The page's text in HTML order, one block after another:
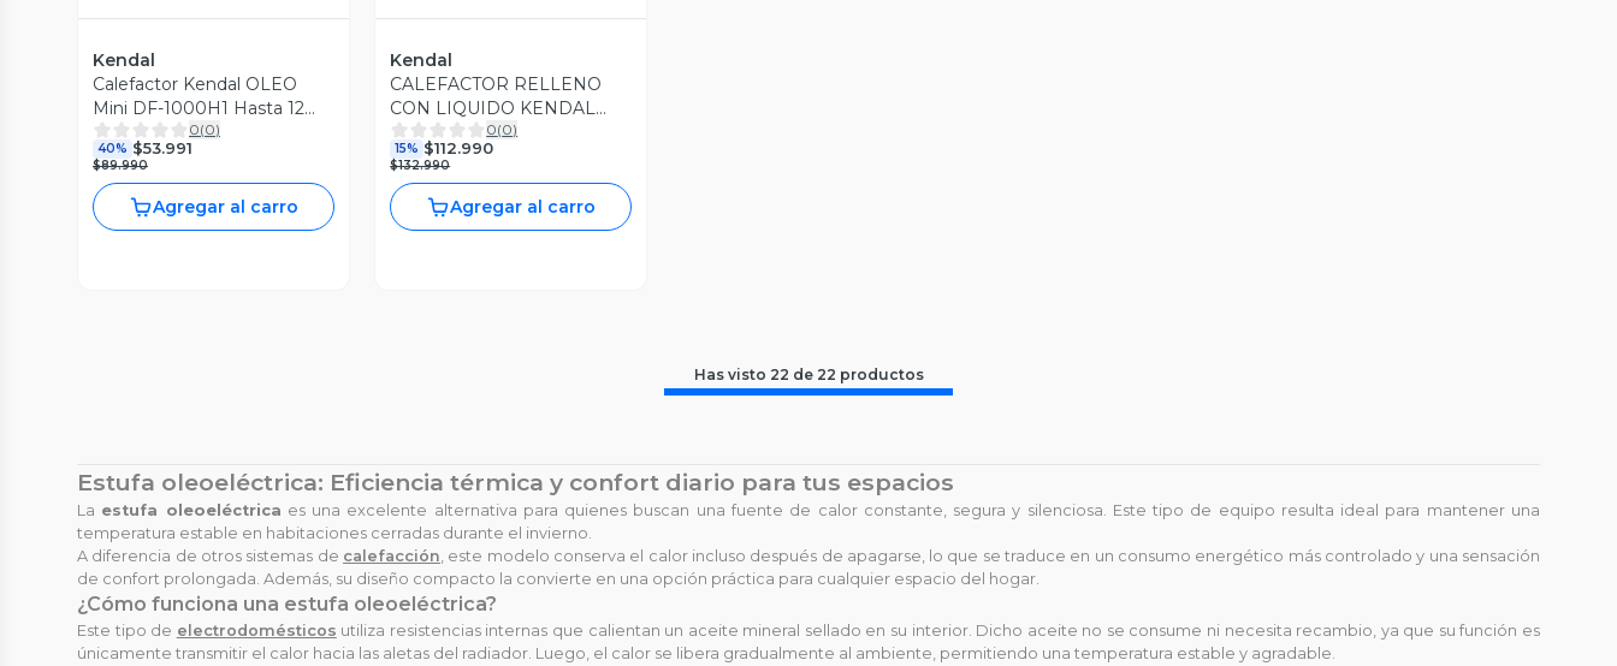
Kendal
Calefactor Kendal OLEO
Mini DF-1000H1 Hasta 12
M2
0(0)
40% $53.991
$89.990
Agregar al carro
Kendal
CALEFACTOR RELLENO
CON LIQUIDO KENDAL
KO1500 OLEO
0(0)
15% $112.990
$132.990
Agregar al carro
Has visto 22 de 22 productos
Estufa oleoeléctrica: Eficiencia térmica y confort diario para tus espacios
La estufa oleoeléctrica es una excelente alternativa para quienes buscan una fuente de calor constante, segura y silenciosa. Este tipo de equipo resulta ideal para mantener una
temperatura estable en habitaciones cerradas durante el invierno.
A diferencia de otros sistemas de calefacción , este modelo conserva el calor incluso después de apagarse, lo que se traduce en un consumo energético más controlado y una sensación
de confort prolongada. Además, su diseño compacto la convierte en una opción práctica para cualquier espacio del hogar.
¿Cómo funciona una estufa oleoeléctrica?
Este tipo de electrodomésticos utiliza resistencias internas que calientan un aceite mineral sellado en su interior. Dicho aceite no se consume ni necesita recambio, ya que su función es
únicamente transmitir el calor hacia las aletas del radiador. Luego, el calor se libera gradualmente al ambiente, permitiendo una temperatura estable y agradable.